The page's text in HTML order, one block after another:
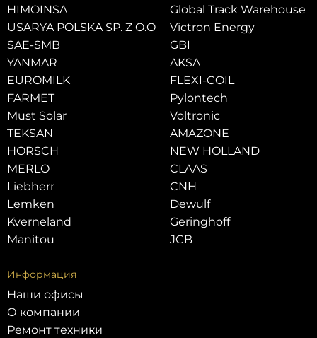
HIMOINSA
USARYA POLSKA SP. Z O.O
SAE-SMB
YANMAR
EUROMILK
FARMET
Must Solar
TEKSAN
HORSCH
MERLO
Liebherr
Lemken
Kverneland
Manitou
Global Track Warehouse
Victron Energy
GBI
AKSA
FLEXI-COIL
Pylontech
Voltronic
AMAZONE
NEW HOLLAND
CLAAS
CNH
Dewulf
Geringhoff
JCB
Информация
Наши офисы
О компании
Ремонт техники